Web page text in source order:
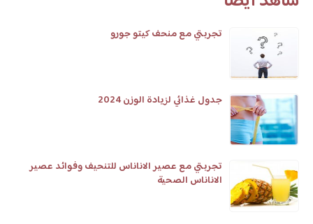
تجربتي مع منحف كيتو جورو
جدول غذائي لزيادة الوزن 2024
تجربتي مع عصير الاناناس للتنحيف وفوائد عصير
الاناناس الصحية